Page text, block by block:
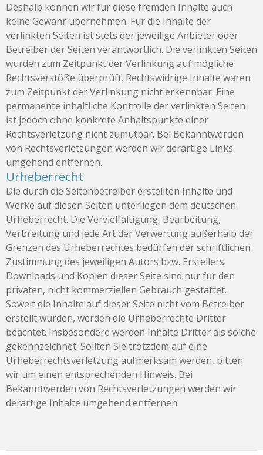
Deshalb können wir für diese fremden Inhalte auch
keine Gewähr übernehmen. Für die Inhalte der
verlinkten Seiten ist stets der jeweilige Anbieter oder
Betreiber der Seiten verantwortlich. Die verlinkten Seiten
wurden zum Zeitpunkt der Verlinkung auf mögliche
Rechtsverstöße überprüft. Rechtswidrige Inhalte waren
zum Zeitpunkt der Verlinkung nicht erkennbar. Eine
permanente inhaltliche Kontrolle der verlinkten Seiten
ist jedoch ohne konkrete Anhaltspunkte einer
Rechtsverletzung nicht zumutbar. Bei Bekanntwerden
von Rechtsverletzungen werden wir derartige Links
umgehend entfernen.
Urheberrecht
Die durch die Seitenbetreiber erstellten Inhalte und
Werke auf diesen Seiten unterliegen dem deutschen
Urheberrecht. Die Vervielfältigung, Bearbeitung,
Verbreitung und jede Art der Verwertung außerhalb der
Grenzen des Urheberrechtes bedürfen der schriftlichen
Zustimmung des jeweiligen Autors bzw. Erstellers.
Downloads und Kopien dieser Seite sind nur für den
privaten, nicht kommerziellen Gebrauch gestattet.
Soweit die Inhalte auf dieser Seite nicht vom Betreiber
erstellt wurden, werden die Urheberrechte Dritter
beachtet. Insbesondere werden Inhalte Dritter als solche
gekennzeichnet. Sollten Sie trotzdem auf eine
Urheberrechtsverletzung aufmerksam werden, bitten
wir um einen entsprechenden Hinweis. Bei
Bekanntwerden von Rechtsverletzungen werden wir
derartige Inhalte umgehend entfernen.